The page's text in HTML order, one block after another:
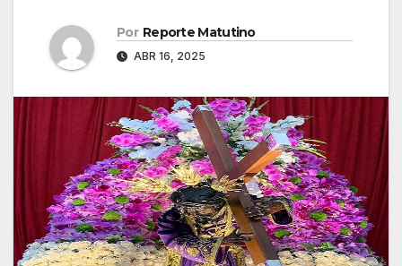
Por Reporte Matutino
ABR 16, 2025